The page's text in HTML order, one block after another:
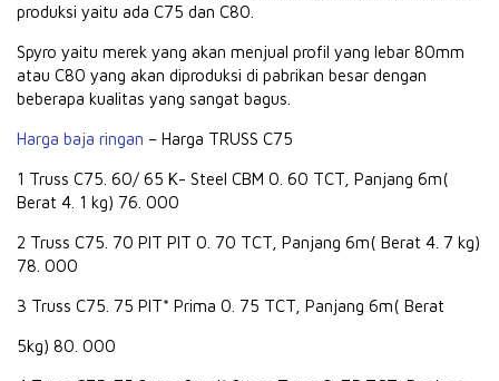
produksi yaitu ada C75 dan C80.
Spyro yaitu merek yang akan menjual profil yang lebar 80mm
atau C80 yang akan diproduksi di pabrikan besar dengan
beberapa kualitas yang sangat bagus.
Harga baja ringan – Harga TRUSS C75
1 Truss C75. 60/ 65 K- Steel CBM 0. 60 TCT, Panjang 6m(
Berat 4. 1 kg) 76. 000
2 Truss C75. 70 PIT PIT 0. 70 TCT, Panjang 6m( Berat 4. 7 kg)
78. 000
3 Truss C75. 75 PIT* Prima 0. 75 TCT, Panjang 6m( Berat
5kg) 80. 000